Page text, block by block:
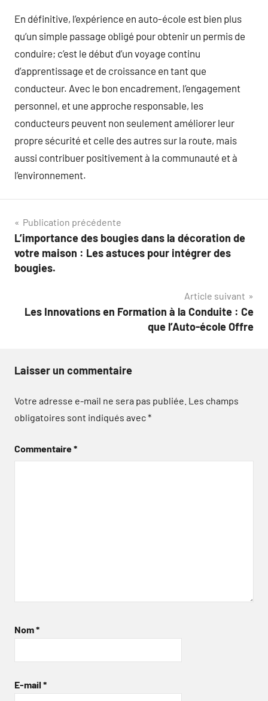
En définitive, l’expérience en auto-école est bien plus
qu’un simple passage obligé pour obtenir un permis de
conduire; c’est le début d’un voyage continu
d’apprentissage et de croissance en tant que
conducteur. Avec le bon encadrement, l’engagement
personnel, et une approche responsable, les
conducteurs peuvent non seulement améliorer leur
propre sécurité et celle des autres sur la route, mais
aussi contribuer positivement à la communauté et à
l’environnement.
Navigation
de
l’article
Publication précédente
L’importance des bougies dans la décoration de
votre maison : Les astuces pour intégrer des
bougies.
Article suivant
Les Innovations en Formation à la Conduite : Ce
que l’Auto-école Offre
Laisser un commentaire
Votre adresse e-mail ne sera pas publiée. Les champs
obligatoires sont indiqués avec*
Commentaire*
Nom*
E-mail *